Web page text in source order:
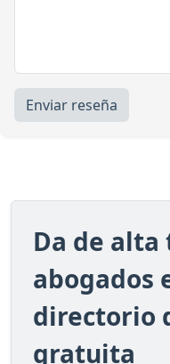
Enviar reseña
Da de alta
abogados
directorio
gratuita